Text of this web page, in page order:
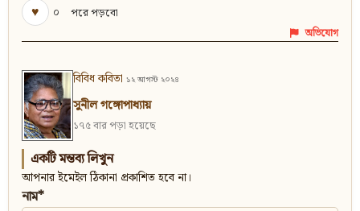
♥
০ পরে পড়বো
অভিযোগ
বিবিধ কবিতা ১২ আগস্ট ২০২৪
সুনীল গঙ্গোপাধ্যায়
১৭৫ বার পড়া হয়েছে
একটি মন্তব্য লিখুন
আপনার ইমেইল ঠিকানা প্রকাশিত হবে না।
নাম*